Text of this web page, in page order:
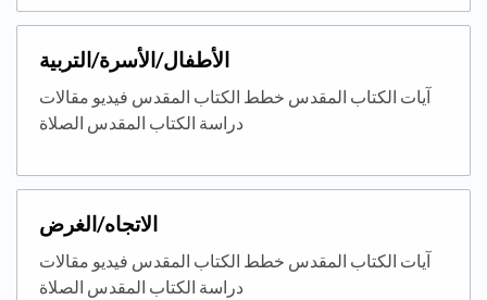
الأطفال/الأسرة/التربية
آيات الكتاب المقدس خطط الكتاب المقدس فيديو مقالات
دراسة الكتاب المقدس الصلاة
الاتجاه/الغرض
آيات الكتاب المقدس خطط الكتاب المقدس فيديو مقالات
دراسة الكتاب المقدس الصلاة